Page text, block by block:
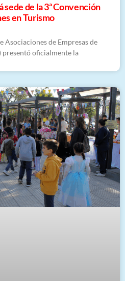
sede de la 3ª Convención
en Turismo
Asociaciones de Empresas de
presentó oficialmente la